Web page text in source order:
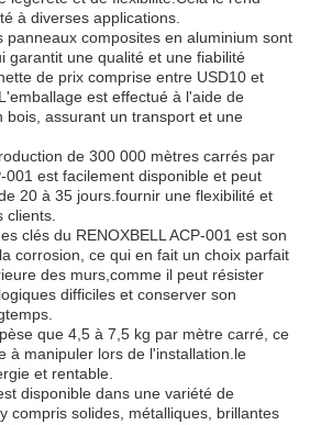
à diverses applications.
panneaux composites en aluminium sont
garantit une qualité et une fiabilité
de prix comprise entre USD10 et
est effectué à l'aide de
bois, assurant un transport et une
de 300 000 mètres carrés par
001 est facilement disponible et peut
20 à 35 jours.fournir une flexibilité et
clients.
clés du RENOXBELL ACP-001 est son
corrosion, ce qui en fait un choix parfait
des murs,comme il peut résister
difficiles et conserver son
que 4,5 à 7,5 kg par mètre carré, ce
à manipuler lors de l'installation.le
et rentable.
disponible dans une variété de
compris solides, métalliques, brillantes